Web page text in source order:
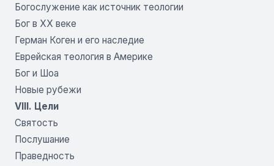
Богослужение как источник теологии
Бог в ХХ веке
Герман Коген и его наследие
Еврейская теология в Америке
Бог и Шоа
Новые рубежи
VIII. Цели
Святость
Послушание
Праведность